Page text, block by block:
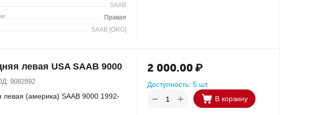
SAAB
Правая
SAAB [ORG]
левая USA SAAB 9000
9082892
(америка) SAAB 9000 1992-
2 000.00 ₽
Доступность: 5 шт.
+
− В корзину